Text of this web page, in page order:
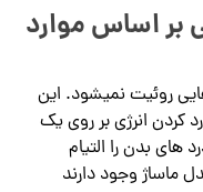
بر اساس موارد
روئیت نمیشود. این
کردن انرژی بر روی یک
های بدن را التیام
ماساژ وجود دارند